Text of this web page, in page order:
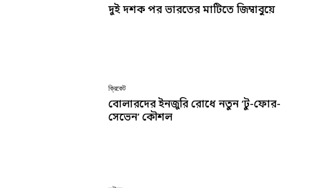
দুই দশক পর ভারতের মাটিতে জিম্বাবুয়ে
ক্রিকেট
বোলারদের ইনজুরি রোধে নতুন ‘টু-ফোর-
সেভেন’ কৌশল